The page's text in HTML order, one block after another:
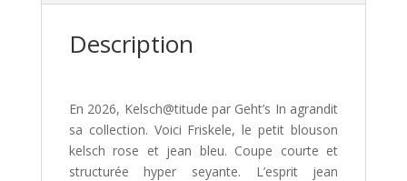
Description
En 2026, Kelsch@titude par Geht’s In agrandit
sa collection. Voici Friskele, le petit blouson
kelsch rose et jean bleu. Coupe courte et
structurée hyper seyante. L’esprit jean